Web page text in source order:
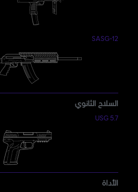
SASG-12
السلاح الثانوي
5.7 USG
الأداة